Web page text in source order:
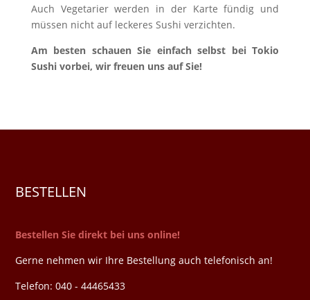
Auch Vegetarier werden in der Karte fündig und
müssen nicht auf leckeres Sushi verzichten.
Am besten schauen Sie einfach selbst bei Tokio
Sushi vorbei, wir freuen uns auf Sie!
BESTELLEN
Bestellen Sie direkt bei uns online!
Gerne nehmen wir Ihre Bestellung auch telefonisch an!
Telefon: 040 - 44465433